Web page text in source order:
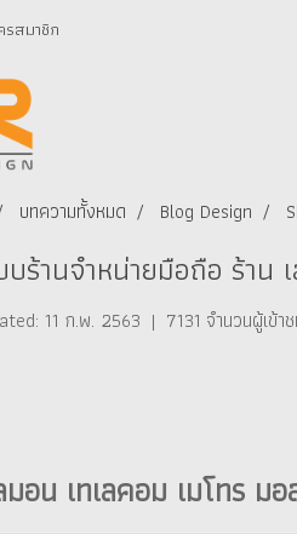
สมาชิก
บทความทั้งหมด Blog Design
ร้านจำหน่ายมือถือ ร้าน
11 ก.พ. 2563 | 7131 จำนวนผู้เข้า
มอน เทเลคอม เมโทร